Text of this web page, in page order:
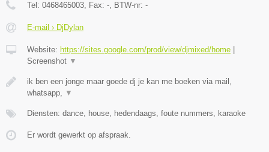
Tel: 0468465003, Fax: -, BTW-nr: -
E-mail › DjDylan
Website: https://sites.google.com/prod/view/djmixed/home
Screenshot ▼
ik ben een jonge maar goede dj je kan me boeken via mail,
whatsapp, ▼
Diensten: dance, house, hedendaags, foute nummers, karaoke
Er wordt gewerkt op afspraak.